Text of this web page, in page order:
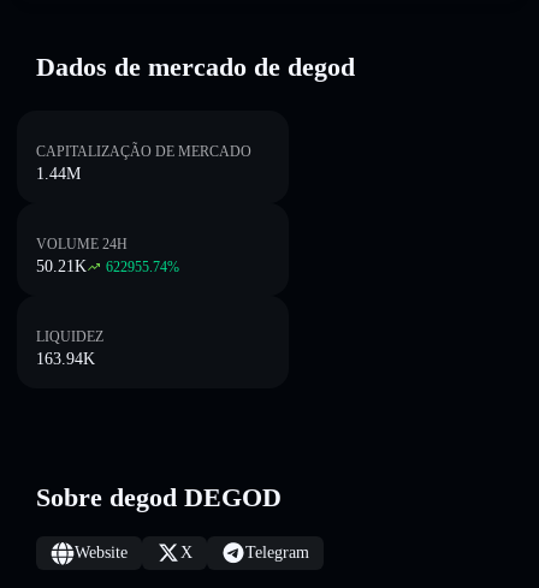
Dados de mercado de degod
CAPITALIZAÇÃO DE MERCADO
1.44M
VOLUME 24H
50.21K 622955.74%
LIQUIDEZ
163.94K
Sobre degod DEGOD
Website X Telegram